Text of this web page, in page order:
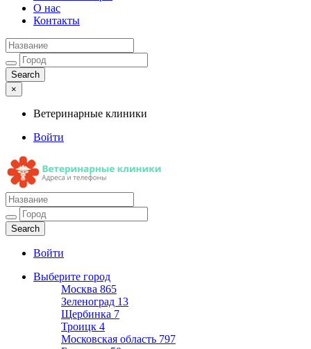
О нас
Контакты
×
Ветеринарные клиники
Войти
Ветеринарные клиники
Адреса и телефоны
Войти
Выберите город
Москва 865
Зеленоград 13
Щербинка 7
Троицк 4
Московская область 797